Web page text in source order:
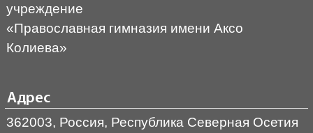
учреждение
«Православная гимназия имени Аксо
Колиева»
Адрес
362003, Россия, Республика Северная Осетия